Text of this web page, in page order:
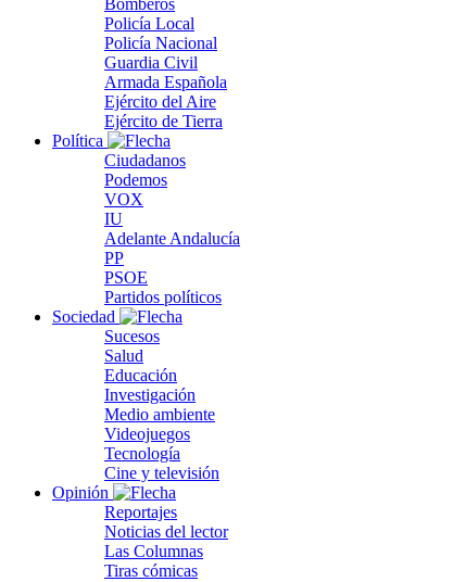
Bomberos
Policía Local
Policía Nacional
Guardia Civil
Armada Española
Ejército del Aire
Ejército de Tierra
Política
Ciudadanos
Podemos
VOX
IU
Adelante Andalucía
PP
PSOE
Partidos políticos
Sociedad
Sucesos
Salud
Educación
Investigación
Medio ambiente
Videojuegos
Tecnología
Cine y televisión
Opinión
Reportajes
Noticias del lector
Las Columnas
Tiras cómicas